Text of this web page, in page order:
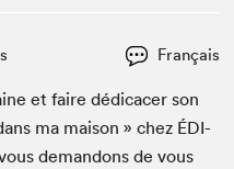
Français
et faire dédi­cac­er son
ma mai­son » chez ÉDI­
deman­dons de vous